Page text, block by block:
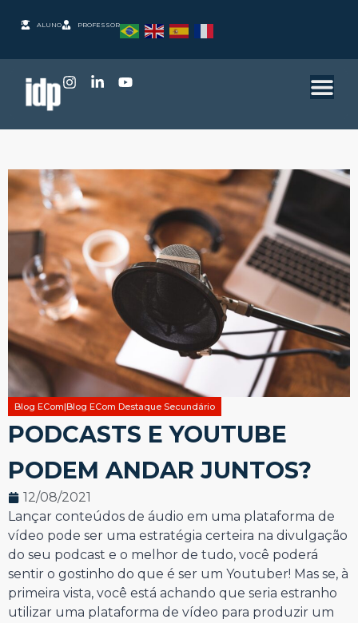
ALUNO PROFESSOR
Blog ECom|Blog ECom Destaque Secundário
PODCASTS E YOUTUBE
PODEM ANDAR JUNTOS?
12/08/2021
Lançar conteúdos de áudio em uma plataforma de
vídeo pode ser uma estratégia certeira na divulgação
do seu podcast e o melhor de tudo, você poderá
sentir o gostinho do que é ser um Youtuber! Mas se, à
primeira vista, você está achando que seria estranho
utilizar uma plataforma de vídeo para produzir um